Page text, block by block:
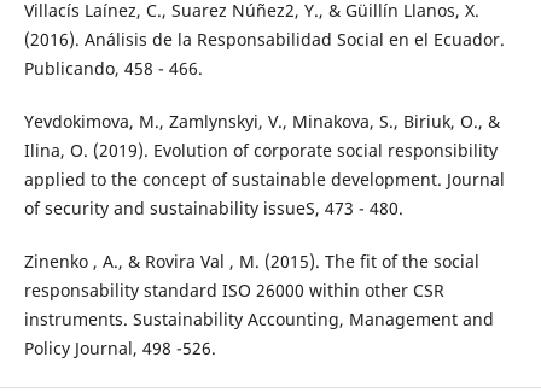
Villacís Laínez, C., Suarez Núñez2, Y., & Güillín Llanos, X.
(2016). Análisis de la Responsabilidad Social en el Ecuador.
Publicando, 458 - 466.
Yevdokimova, M., Zamlynskyi, V., Minakova, S., Biriuk, O., &
Ilina, O. (2019). Evolution of corporate social responsibility
applied to the concept of sustainable development. Journal
of security and sustainability issueS, 473 - 480.
Zinenko , A., & Rovira Val , M. (2015). The fit of the social
responsability standard ISO 26000 within other CSR
instruments. Sustainability Accounting, Management and
Policy Journal, 498 -526.